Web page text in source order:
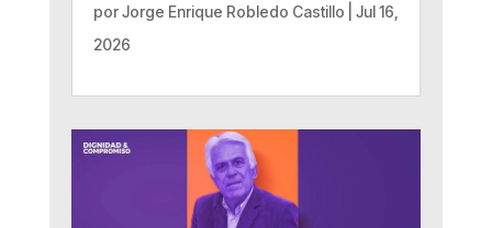
porJorge Enrique Robledo Castillo
Jul 16,
2026